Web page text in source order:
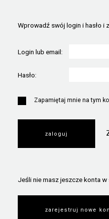
Wprowadź swój login i hasło i
Login lub email:
Hasło:
Zapamiętaj mnie na tym
Jeśli nie masz jeszcze konta
zarejestruj nowe